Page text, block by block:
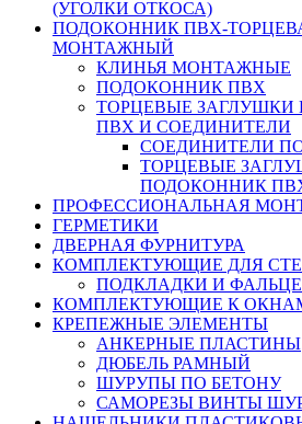
(УГОЛКИ ОТКОСА)
ПОДОКОННИК ПВХ-
МОНТАЖНЫЙ
КЛИНЬЯ МОНТАЖНЫЕ
ПОДОКОННИК ПВХ
ТОРЦЕВЫЕ
ПВХ И СОЕДИНИТЕЛИ
СОЕДИНИТЕЛИ
ТОРЦЕВЫЕ
ПОДОКОННИК
ПРОФЕССИОНАЛЬНАЯ
ГЕРМЕТИКИ
ДВЕРНАЯ ФУРНИТУРА
КОМПЛЕКТУЮЩИЕ ДЛЯ
ПОДКЛАДКИ И
КОМПЛЕКТУЮЩИЕ К
КРЕПЕЖНЫЕ ЭЛЕМЕНТЫ
АНКЕРНЫЕ ПЛАСТИНЫ
ДЮБЕЛЬ РАМНЫЙ
ШУРУПЫ ПО БЕТОНУ
САМОРЕЗЫ ВИНТЫ